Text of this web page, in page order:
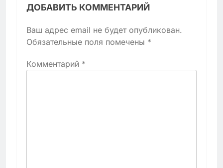
ДОБАВИТЬ КОММЕНТАРИЙ
Ваш адрес email не будет опубликован.
Обязательные поля помечены *
Комментарий *